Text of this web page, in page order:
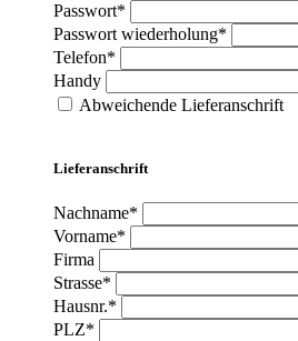
Passwort*
Passwort wiederholung*
Telefon*
Handy
Abweichende Lieferanschrift
Lieferanschrift
Nachname*
Vorname*
Firma
Strasse*
Hausnr.*
PLZ*